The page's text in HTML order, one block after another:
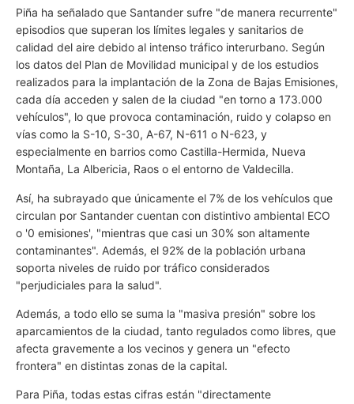
Piña ha señalado que Santander sufre "de manera recurrente"
episodios que superan los límites legales y sanitarios de
calidad del aire debido al intenso tráfico interurbano. Según
los datos del Plan de Movilidad municipal y de los estudios
realizados para la implantación de la Zona de Bajas Emisiones,
cada día acceden y salen de la ciudad "en torno a 173.000
vehículos", lo que provoca contaminación, ruido y colapso en
vías como la S-10, S-30, A-67, N-611 o N-623, y
especialmente en barrios como Castilla-Hermida, Nueva
Montaña, La Albericia, Raos o el entorno de Valdecilla.
Así, ha subrayado que únicamente el 7% de los vehículos que
circulan por Santander cuentan con distintivo ambiental ECO
o '0 emisiones', "mientras que casi un 30% son altamente
contaminantes". Además, el 92% de la población urbana
soporta niveles de ruido por tráfico considerados
"perjudiciales para la salud".
Además, a todo ello se suma la "masiva presión" sobre los
aparcamientos de la ciudad, tanto regulados como libres, que
afecta gravemente a los vecinos y genera un "efecto
frontera" en distintas zonas de la capital.
Para Piña, todas estas cifras están "directamente